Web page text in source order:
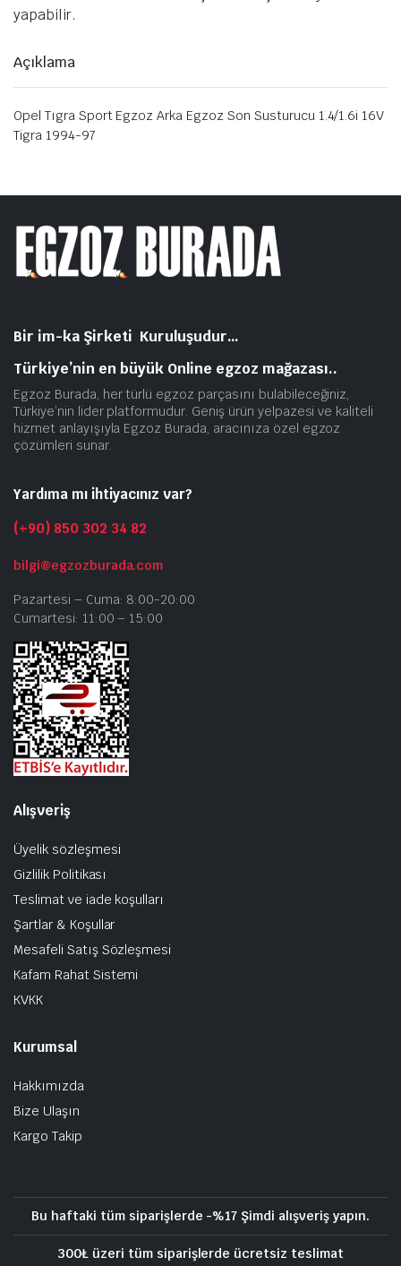
yapabilir.
Açıklama
Opel Tıgra Sport Egzoz Arka Egzoz Son Susturucu 1.4/1.6i 16V
Tigra 1994-97
Bir im-ka Şirketi Kuruluşudur…
Türkiye’nin en büyük Online egzoz mağazası..
Egzoz Burada, her türlü egzoz parçasını bulabileceğiniz,
Türkiye’nin lider platformudur. Geniş ürün yelpazesi ve kaliteli
hizmet anlayışıyla Egzoz Burada, aracınıza özel egzoz
çözümleri sunar.
Yardıma mı ihtiyacınız var?
(+90) 850 302 34 82
bilgi@egzozburada.com
Pazartesi – Cuma: 8:00-20:00
Cumartesi: 11:00 – 15:00
Alışveriş
Üyelik sözleşmesi
Gizlilik Politikası
Teslimat ve iade koşulları
Şartlar & Koşullar
Mesafeli Satış Sözleşmesi
Kafam Rahat Sistemi
KVKK
Kurumsal
Hakkımızda
Bize Ulaşın
Kargo Takip
Bu haftaki tüm siparişlerde -%17 Şimdi alışveriş yapın.
300₺ üzeri tüm siparişlerde ücretsiz teslimat